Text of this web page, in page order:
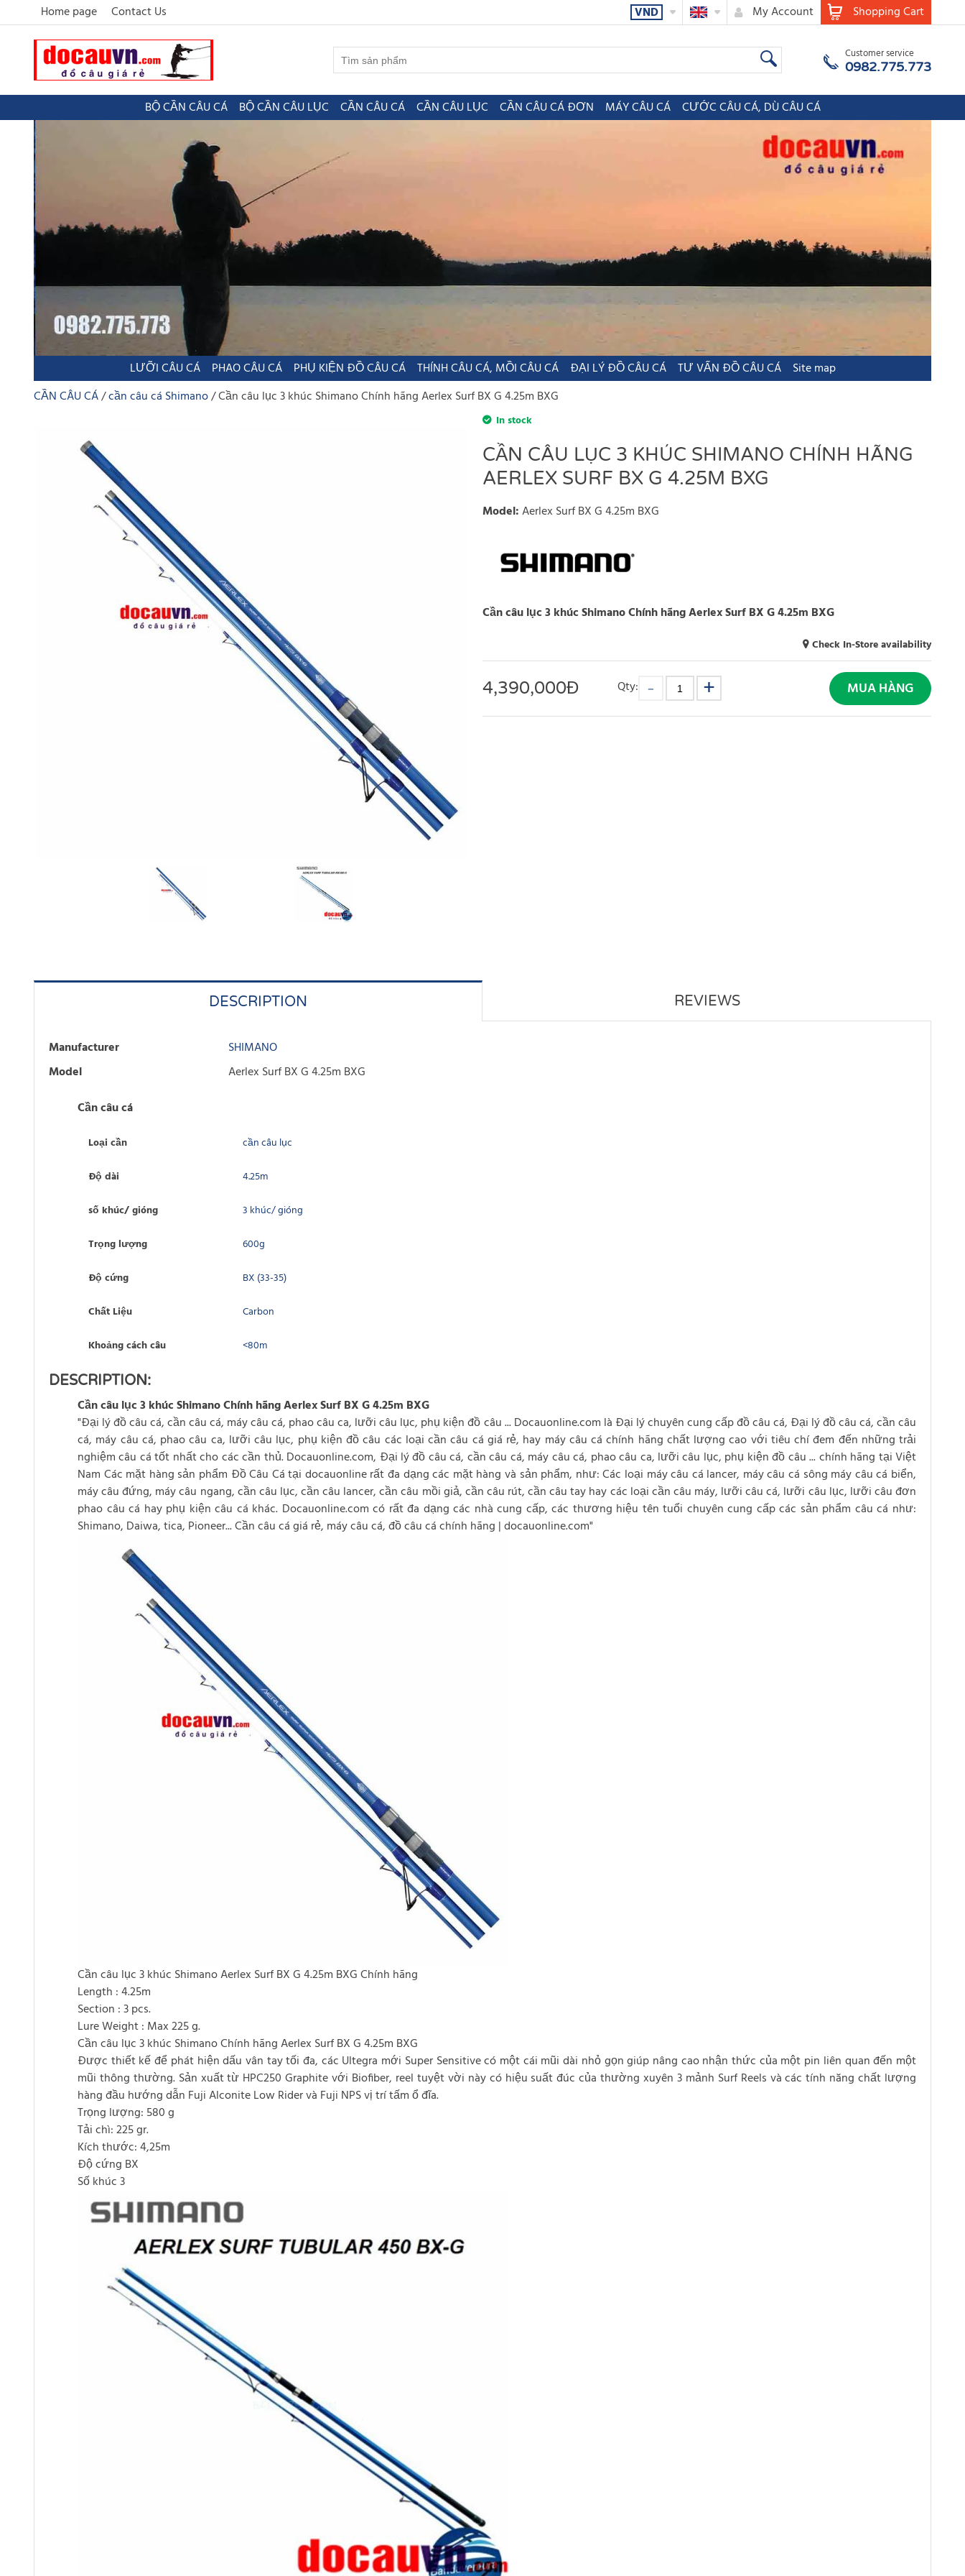
Home page Contact Us Shopping Cart
My Account
VND
Customer service
0982.775.773
BỘ CẦN CÂU CÁ BỘ CẦN CÂU LỤC CẦN CÂU CÁ CẦN CÂU LỤC CẦN CÂU CÁ ĐƠN MÁY CÂU CÁ CƯỚC CÂU CÁ, DÙ CÂU CÁ
LƯỠI CÂU CÁ PHAO CÂU CÁ PHỤ KIỆN ĐỒ CÂU CÁ THÍNH CÂU CÁ, MỒI CÂU CÁ ĐẠI LÝ ĐỒ CÂU CÁ TƯ VẤN ĐỒ CÂU CÁ
Site map
CẦN CÂU CÁ cần câu cá Shimano Cần câu lục 3 khúc Shimano Chính hãng Aerlex Surf BX G 4.25m BXG
In stock
CẦN CÂU LỤC 3 KHÚC SHIMANO CHÍNH HÃNG
AERLEX SURF BX G 4.25M BXG
Model:Aerlex Surf BX G 4.25m BXG
Cần câu lục 3 khúc Shimano Chính hãng Aerlex Surf BX G 4.25m BXG
Check In-Store availability
4,390,000Đ Qty: MUA HÀNG
DESCRIPTION REVIEWS
Manufacturer
SHIMANO
Model
Aerlex Surf BX G 4.25m BXG
Cần câu cá
Loại cần cần câu lục
Độ dài 4.25m
số khúc/ gióng 3 khúc/ gióng
Trọng lượng 600g
Độ cứng BX (33-35)
Chất Liệu Carbon
Khoảng cách câu <80m
DESCRIPTION:
Cần câu lục 3 khúc Shimano Chính hãng Aerlex Surf BX G 4.25m BXG
"Đại lý đồ câu cá, cần câu cá, máy câu cá, phao câu ca, lưỡi câu lục, phụ kiện đồ câu ... Docauonline.com là Đại lý chuyên cung cấp đồ câu cá, Đại lý đồ câu cá, cần câu
cá, máy câu cá, phao câu ca, lưỡi câu lục, phụ kiện đồ câu các loại cần câu cá giá rẻ, hay máy câu cá chính hãng chất lượng cao với tiêu chí đem đến những trải
nghiệm câu cá tốt nhất cho các cần thủ. Docauonline.com, Đại lý đồ câu cá, cần câu cá, máy câu cá, phao câu ca, lưỡi câu lục, phụ kiện đồ câu ... chính hãng tại Việt
Nam Các mặt hàng sản phẩm Đồ Câu Cá tại docauonline rất đa dạng các mặt hàng và sản phẩm, như: Các loại máy câu cá lancer, máy câu cá sông máy câu cá biển,
máy câu đứng, máy câu ngang, cần câu lục, cần câu lancer, cần câu mồi giả, cần câu rút, cần câu tay hay các loại cần câu máy, lưỡi câu cá, lưỡi câu lục, lưỡi câu đơn
phao câu cá hay phụ kiện câu cá khác. Docauonline.com có rất đa dạng các nhà cung cấp, các thương hiệu tên tuổi chuyên cung cấp các sản phẩm câu cá như:
Shimano, Daiwa, tica, Pioneer... Cần câu cá giá rẻ, máy câu cá, đồ câu cá chính hãng | docauonline.com"
Cần câu lục 3 khúc Shimano Aerlex Surf BX G 4.25m BXG Chính hãng
Length : 4.25m
Section : 3 pcs.
Lure Weight : Max 225 g.
Cần câu lục 3 khúc Shimano Chính hãng Aerlex Surf BX G 4.25m BXG
Được thiết kế để phát hiện dấu vân tay tối đa, các Ultegra mới Super Sensitive có một cái mũi dài nhỏ gọn giúp nâng cao nhận thức của một pin liên quan đến một
mũi thông thường. Sản xuất từ HPC250 Graphite với Biofiber, reel tuyệt vời này có hiệu suất đúc của thường xuyên 3 mảnh Surf Reels và các tính năng chất lượng
hàng đầu hướng dẫn Fuji Alconite Low Rider và Fuji NPS vị trí tấm ổ đĩa.
Trọng lượng: 580 g
Tải chì: 225 gr.
Kích thước: 4,25m
Độ cứng BX
Số khúc 3